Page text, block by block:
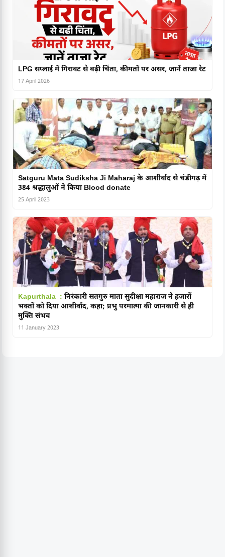
LPG सप्लाई में गिरावट से बढ़ी चिंता, कीमतों पर असर, जानें ताजा रेट
17 April 2026
Satguru Mata Sudiksha Ji Maharaj के आशीर्वाद से चंडीगढ़ में
384 श्रद्धालुओं ने किया Blood donate
25 April 2023
Kapurthala : निरंकारी सतगुरु माता सुदीक्षा महाराज ने हजारों
भक्तों को दिया आशीर्वाद, कहा; प्रभु परमात्मा की जानकारी से ही
मुक्ति संभव
11 January 2023